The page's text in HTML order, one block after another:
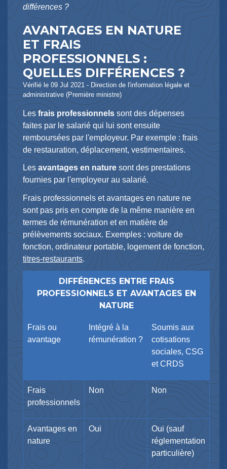
différences ?
AVANTAGES EN NATURE
ET FRAIS
PROFESSIONNELS :
QUELLES DIFFÉRENCES ?
Vérifié le 09 Jul 2021 - Direction de l'information légale et
administrative (Première ministre)
Les frais professionnelssont des dépenses
faites par le salarié qui lui sont ensuite
remboursées par l'employeur. Par exemple : frais
de restauration, déplacement, vestimentaires.
Lesavantages en naturesont des prestations
fournies par l'employeur au salarié.
Frais professionnels et avantages en nature ne
sont pas pris en compte de la même manière en
termes de rémunération et en matière de
prélèvements sociaux. Exemples : voiture de
fonction, ordinateur portable, logement de fonction,
titres-restaurants.
DIFFÉRENCES ENTRE FRAIS
PROFESSIONNELS ET AVANTAGES EN
NATURE
Frais ou
avantage
Intégré à la
rémunération ?
Soumis aux
cotisations
sociales, CSG
et CRDS
Frais
professionnels
Non Non
Avantages en
nature
Oui
Oui (sauf
réglementation
particulière)